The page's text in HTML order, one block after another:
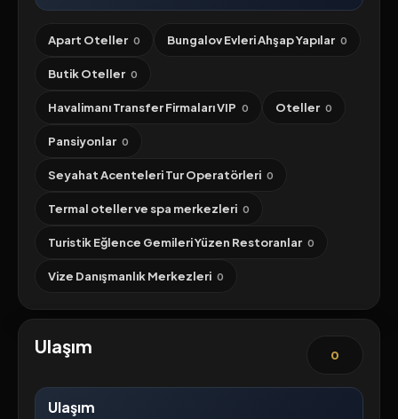
Apart Oteller 0 Bungalov Evleri Ahşap Yapılar 0
Butik Oteller 0
Havalimanı Transfer Firmaları VIP 0 Oteller 0
Pansiyonlar 0
Seyahat Acenteleri Tur Operatörleri 0
Termal oteller ve spa merkezleri 0
Turistik Eğlence Gemileri Yüzen Restoranlar 0
Vize Danışmanlık Merkezleri 0
Ulaşım 0
Ulaşım